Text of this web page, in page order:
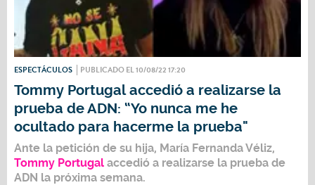
ESPECTÁCULOS PUBLICADO EL 10/08/22 17:20
Tommy Portugal accedió a realizarse la
prueba de ADN: “Yo nunca me he
ocultado para hacerme la prueba"
Ante la petición de su hija, María Fernanda Véliz,
Tommy Portugal accedió a realizarse la prueba de
ADN la próxima semana.